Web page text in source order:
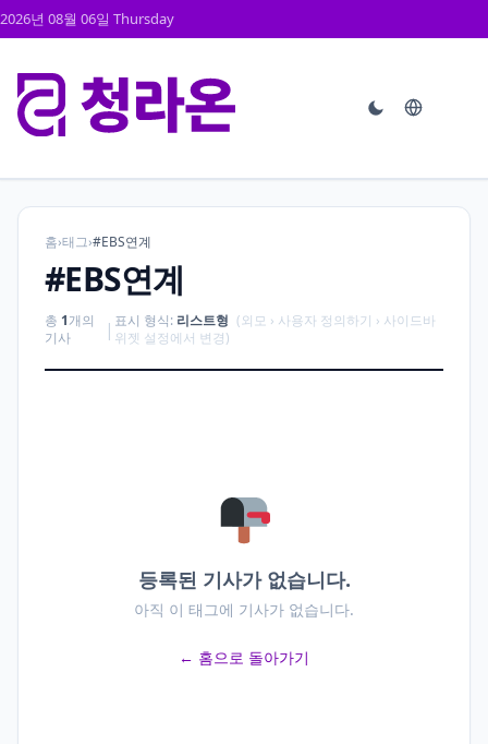
2026년 08월 06일 Thursday
홈›태그›#EBS연계
#EBS연계
총 1개의
기사
| 표시 형식: 리스트형 (외모 › 사용자 정의하기 › 사이드바
위젯 설정에서 변경)
등록된 기사가 없습니다.
아직 이 태그에 기사가 없습니다.
← 홈으로 돌아가기